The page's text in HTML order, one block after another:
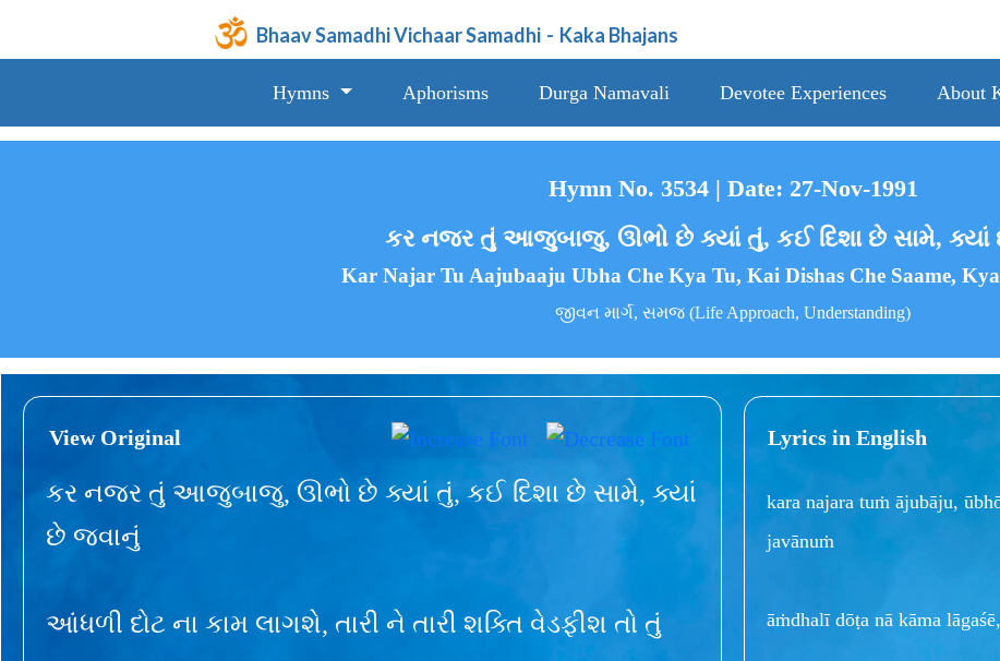
Bhaav Samadhi Vichaar Samadhi - Kaka Bhajans
Hymns Aphorisms Durga Namavali Devotee Experiences About
Hymn No. 3534 | Date: 27-Nov-1991
કર નજર તું આજુબાજુ, ઊભો છે ક્યાં તું, કઈ દિશા છે સામે, ક્યાં
Kar Najar Tu Aajubaaju Ubha Che Kya Tu, Kai Dishas Che Saame,
જીવન માર્ગ, સમજ (Life Approach, Understanding)
View Original
કર નજર તું આજુબાજુ, ઊભો છે ક્યાં તું, કઈ દિશા છે સામે, ક્યાં
છે જવાનું
આંધળી દોટ ના કામ લાગશે, તારી ને તારી શક્તિ વેડફીશ તો તું
Lyrics in English
kara najara tuṁ ājubāju,
javānuṁ
āṁdhalī dōṭa nā kāma